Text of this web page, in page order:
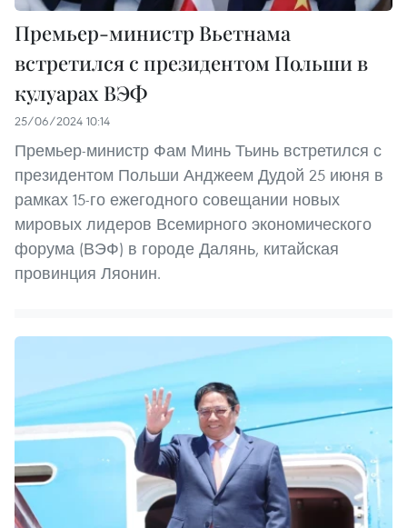
Премьер-министр Вьетнама
встретился с президентом Польши в
кулуарах ВЭФ
25/06/2024 10:14
Премьер-министр Фам Минь Тьинь встретился с
президентом Польши Анджеем Дудой 25 июня в
рамках 15-го ежегодного совещании новых
мировых лидеров Всемирного экономического
форума (ВЭФ) в городе Далянь, китайская
провинция Ляонин.